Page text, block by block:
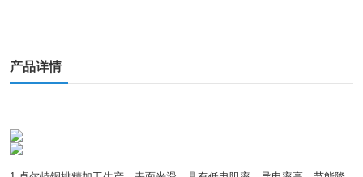
产品详情